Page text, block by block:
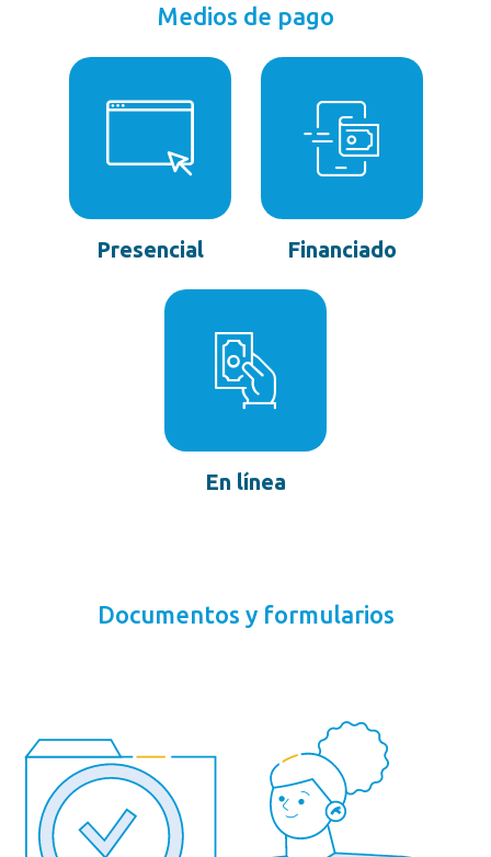
Medios de pago
Presencial Financiado
En línea
Documentos y formularios